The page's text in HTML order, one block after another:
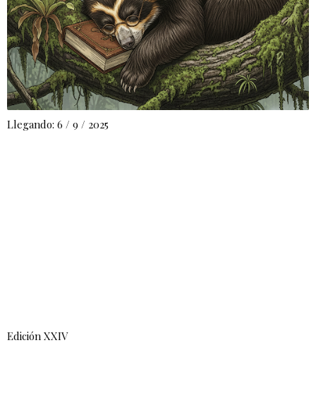
Llegando: 6 / 9 / 2025
Edición XXIV